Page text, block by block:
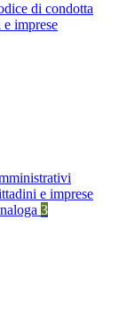
di condotta
imprese
e imprese
3